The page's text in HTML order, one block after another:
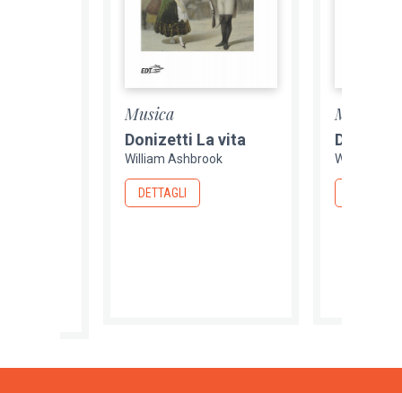
Musica
Donizetti La vita
William Ashbrook
DETTAGLI
Musica
William